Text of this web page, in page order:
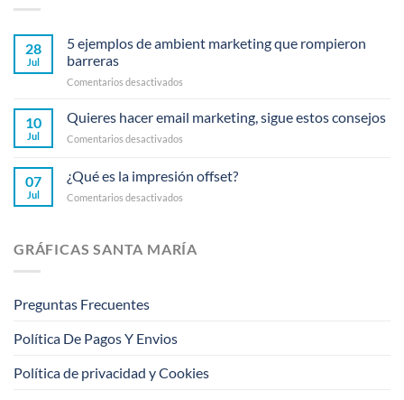
28
Jul
5 ejemplos de ambient marketing que rompieron
barreras
Comentarios desactivados
ejemplos
ambient
que
barreras
10
Jul
Quieres hacer email marketing, sigue estos consejos
Comentarios desactivados
email
marketing,
consejos
07
Jul
¿Qué es la impresión offset?
Comentarios desactivados
la
impresión
GRÁFICAS SANTA MARÍA
Preguntas Frecuentes
Política De Pagos Y Envios
Política de privacidad y Cookies